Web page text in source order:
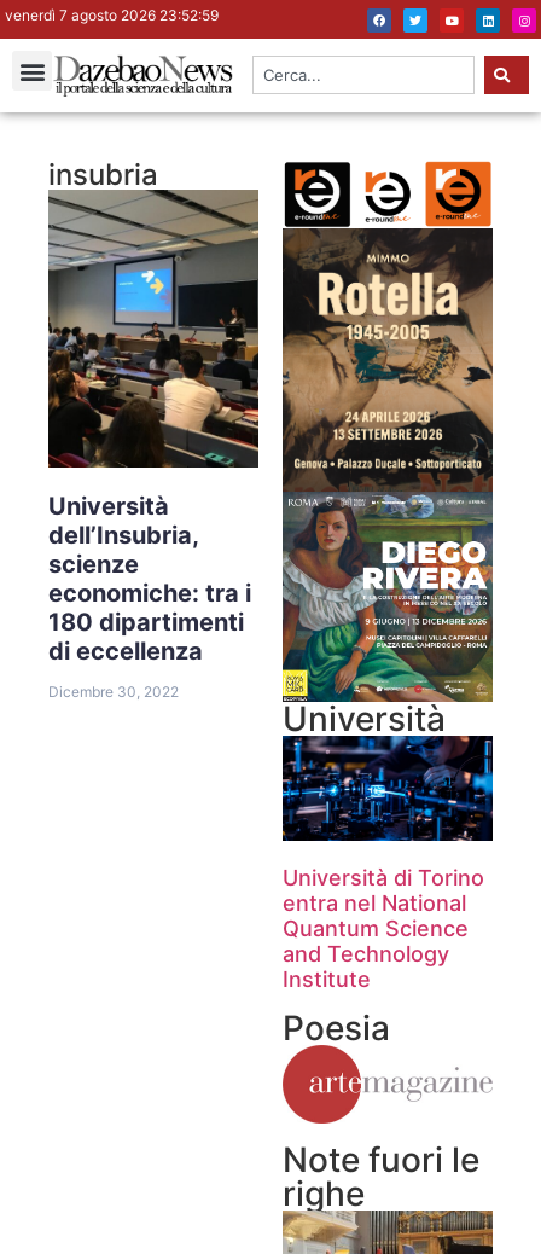
venerdì 7 agosto 2026 23:52:59
insubria
Università
dell’Insubria,
scienze
economiche: tra i
180 dipartimenti
di eccellenza
Dicembre 30, 2022
Università
Università di Torino
entra nel National
Quantum Science
and Technology
Institute
Poesia
Note fuori le
righe